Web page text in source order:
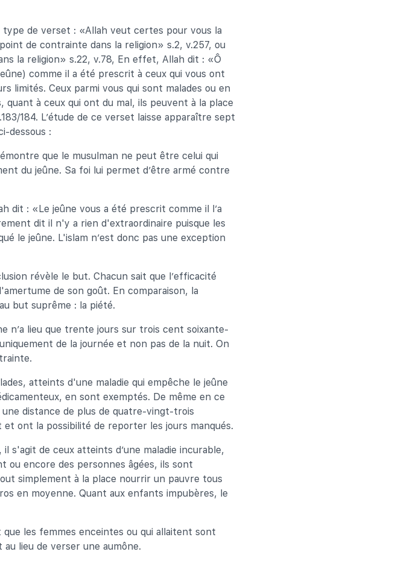
de verset : «Allah veut certes pour vous la
de contrainte dans la religion» s.2, v.257, ou
la religion» s.22, v.78, En effet, Allah dit : «Ô
comme il a été prescrit à ceux qui vous ont
limités. Ceux parmi vous qui sont malades ou en
à ceux qui ont du mal, ils peuvent à la place
184. L’étude de ce verset laisse apparaître sept
dessous :
que le musulman ne peut être celui qui
du jeûne. Sa foi lui permet d’être armé contre
dit : «Le jeûne vous a été prescrit comme il l’a
dit il n'y a rien d'extraordinaire puisque les
le jeûne. L'islam n’est donc pas une exception
révèle le but. Chacun sait que l’efficacité
de son goût. En comparaison, la
but suprême : la piété.
n’a lieu que trente jours sur trois cent soixante-
de la journée et non pas de la nuit. On
atteints d'une maladie qui empêche le jeûne
en sont exemptés. De même en ce
distance de plus de quatre-vingt-trois
ont la possibilité de reporter les jours manqués.
s'agit de ceux atteints d’une maladie incurable,
ou encore des personnes âgées, ils sont
simplement à la place nourrir un pauvre tous
en moyenne. Quant aux enfants impubères, le
les femmes enceintes ou qui allaitent sont
lieu de verser une aumône.